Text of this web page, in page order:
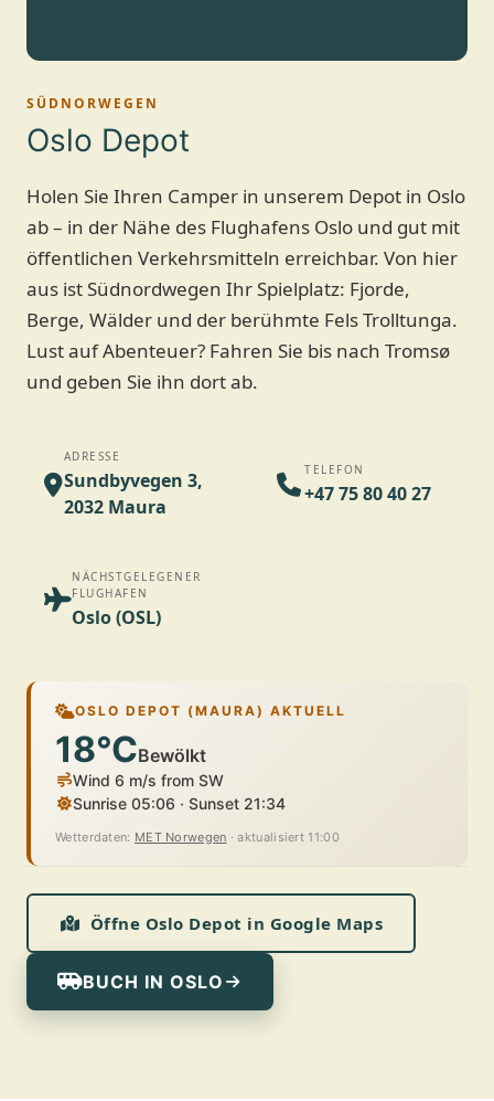
SÜDNORWEGEN
Oslo Depot
Holen Sie Ihren Camper in unserem Depot in Oslo
ab – in der Nähe des Flughafens Oslo und gut mit
öffentlichen Verkehrsmitteln erreichbar. Von hier
aus ist Südnordwegen Ihr Spielplatz: Fjorde,
Berge, Wälder und der berühmte Fels Trolltunga.
Lust auf Abenteuer? Fahren Sie bis nach Tromsø
und geben Sie ihn dort ab.
ADRESSE
Sundbyvegen 3,
2032 Maura
TELEFON
+47 75 80 40 27
NÄCHSTGELEGENER
FLUGHAFEN
Oslo (OSL)
OSLO DEPOT (MAURA) AKTUELL
18°CBewölkt
Wind 6 m/s from SW
Sunrise 05:06 · Sunset 21:34
Wetterdaten: MET Norwegen · aktualisiert 11:00
Öffne Oslo Depot in Google Maps
BUCH IN OSLO